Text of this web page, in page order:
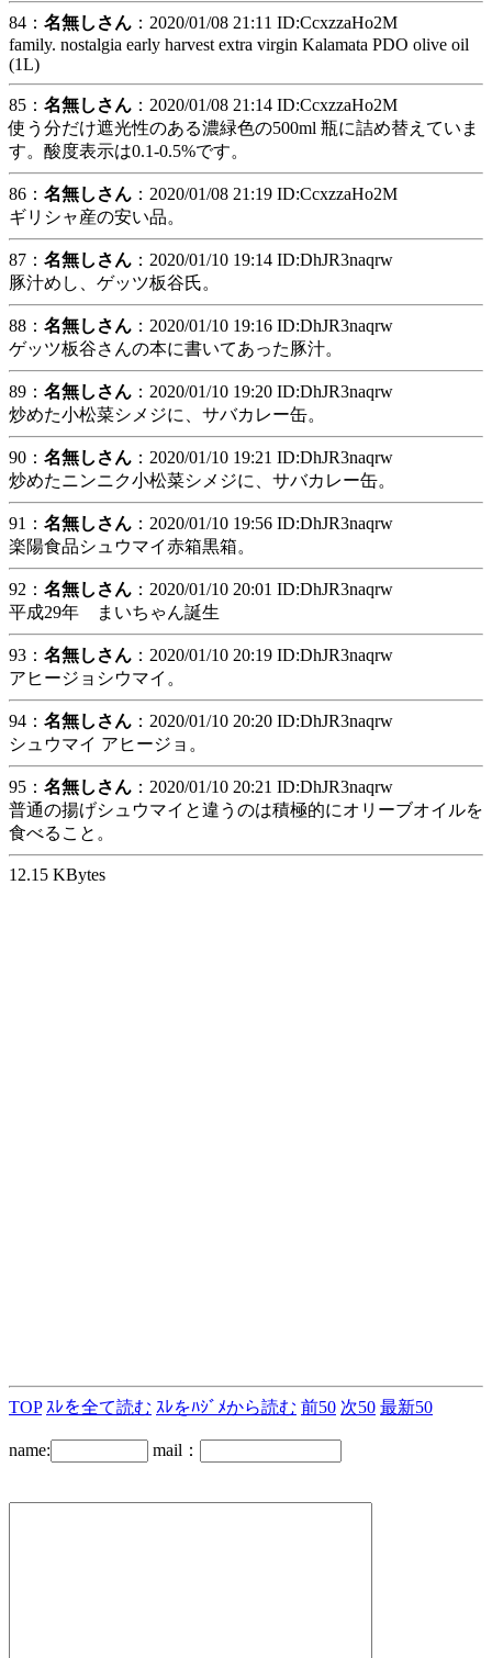
84： 名無しさん ：2020/01/08 21:11 ID:CcxzzaHo2M
family. nostalgia early harvest extra virgin Kalamata PDO olive oil
(1L)
85： 名無しさん ：2020/01/08 21:14 ID:CcxzzaHo2M
使う分だけ遮光性のある濃緑色の500ml 瓶に詰め替えていま
す。酸度表示は0.1-0.5%です。
86： 名無しさん ：2020/01/08 21:19 ID:CcxzzaHo2M
ギリシャ産の安い品。
87： 名無しさん ：2020/01/10 19:14 ID:DhJR3naqrw
豚汁めし、ゲッツ板谷氏。
88： 名無しさん ：2020/01/10 19:16 ID:DhJR3naqrw
ゲッツ板谷さんの本に書いてあった豚汁。
89： 名無しさん ：2020/01/10 19:20 ID:DhJR3naqrw
炒めた小松菜シメジに、サバカレー缶。
90： 名無しさん ：2020/01/10 19:21 ID:DhJR3naqrw
炒めたニンニク小松菜シメジに、サバカレー缶。
91： 名無しさん ：2020/01/10 19:56 ID:DhJR3naqrw
楽陽食品シュウマイ赤箱黒箱。
92： 名無しさん ：2020/01/10 20:01 ID:DhJR3naqrw
平成29年 まいちゃん誕生
93： 名無しさん ：2020/01/10 20:19 ID:DhJR3naqrw
アヒージョシウマイ。
94： 名無しさん ：2020/01/10 20:20 ID:DhJR3naqrw
シュウマイ アヒージョ。
95： 名無しさん ：2020/01/10 20:21 ID:DhJR3naqrw
普通の揚げシュウマイと違うのは積極的にオリーブオイルを
食べること。
12.15 KBytes
TOP ｽﾚを全て読む ｽﾚをﾊｼﾞﾒから読む 前50 次50 最新50
name: mail：